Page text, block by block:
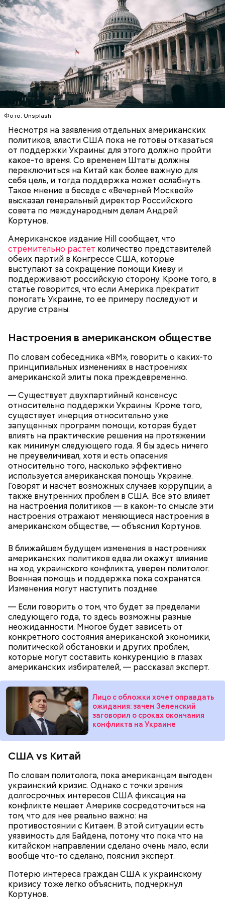
Фото: Unsplash
Несмотря на заявления отдельных американских
политиков, власти США пока не готовы отказаться
от поддержки Украины: для этого должно пройти
какое-то время. Со временем Штаты должны
переключиться на Китай как более важную для
себя цель, и тогда поддержка может ослабнуть.
Такое мнение в беседе с «Вечерней Москвой»
высказал генеральный директор Российского
cовета по международным делам Андрей
Кортунов.
Американское издание Hill сообщает, что
стремительно растет количество представителей
обеих партий в Конгрессе США, которые
выступают за сокращение помощи Киеву и
поддерживают российскую сторону. Кроме того, в
статье говорится, что если Америка прекратит
помогать Украине, то ее примеру последуют и
другие страны.
Настроения в американском обществе
По словам собеседника «ВМ», говорить о каких-то
принципиальных изменениях в настроениях
американской элиты пока преждевременно.
— Существует двухпартийный консенсус
относительно поддержки Украины. Кроме того,
существует инерция относительно уже
запущенных программ помощи, которая будет
влиять на практические решения на протяжении
как минимум следующего года. Я бы здесь ничего
не преувеличивал, хотя и есть опасения
относительно того, насколько эффективно
используется американская помощь Украине.
Говорят и насчет возможных случаев коррупции, а
также внутренних проблем в США. Все это влияет
на настроения политиков — в каком-то смысле эти
настроения отражают меняющиеся настроения в
американском обществе, — объяснил Кортунов.
В ближайшем будущем изменения в настроениях
американских политиков едва ли окажут влияние
на ход украинского конфликта, уверен политолог.
Военная помощь и поддержка пока сохранятся.
Изменения могут наступить позднее.
— Если говорить о том, что будет за пределами
следующего года, то здесь возможны разные
неожиданности. Многое будет зависеть от
конкретного состояния американской экономики,
политической обстановки и других проблем,
которые могут составить конкуренцию в глазах
американских избирателей, — рассказал эксперт.
Лицо с обложки хочет оправдать
ожидания: зачем Зеленский
заговорил о сроках окончания
конфликта на Украине
США vs Китай
По словам политолога, пока американцам выгоден
украинский кризис. Однако с точки зрения
долгосрочных интересов США фиксация на
конфликте мешает Америке сосредоточиться на
том, что для нее реально важно: на
противостоянии с Китаем. В этой ситуации есть
уязвимость для Байдена, потому что пока что на
китайском направлении сделано очень мало, если
вообще что-то сделано, пояснил эксперт.
Потерю интереса граждан США к украинскому
кризису тоже легко объяснить, подчеркнул
Кортунов.
— Во время перелета вы больше облучаетесь, чем в
период нахождения не территории в течение
одного рабочего дня, — констатировал он.
Экскурсовод отметил, что в заповеднике нет
притягивающих сталкеров, как в украинской
Припяти. А на пожарную вышку, откуда можно
увидеть территорию чернобыльской станции,
подниматься запрещено. Зато есть выселенные
деревни — местный эксклюзив.
— Таких деревень много, их 95 в заповеднике. Это
вообще отдельный объект исследования, —
Бабич полагает, что зону отчуждения и ее
окрестности нужно развивать:
— Ведь люди живут вблизи заповедника.
Например, поселок Комарин, расположенный в
Брагинском районе Гомельской области,
официально нечист — до 10 кюри на квадратный
километр. Но через три километра от окраины
располагается чистая зона с крестьянскими
огородами. Там даже племенная ферма имени
Кирова стоит, где более полутора тысяч быков.
фермеров, которые кормят скотину травой,
растущей прямо перед заповедником. При этом
экскурсовод отметил, что абсолютно чистых зон на
территории Брагинского района, третья часть
которого входит в заповедник, нет.
разговоре с корреспондентом «Вечерней Москвы»
высказал председатель Всероссийского общества
охраны природы Элмурод Расулмухамедов.
Эксперт предположил, что любая информация,
напоминающая о проблемах экологии и ядерной
угрозы, — основание лишний раз задуматься о том,
что физический мир не вечен и только в наших
силах сделать все, чтобы продлить жизнь себе и
окружающей нас природе:
— Почему-то все говорят о заговорах, забывая о
том, что проект этот более 70 лет назад был создан
лишь из гуманных побуждений. 1947 год — период,
страшных кровопролитных противостояний. И в
качестве напоминания о том, что ядерные
столкновения могут закончиться полным
уничтожением всего живого, были запущены эти
часы. И что бы сейчас ни говорили, они очень четко
и своевременно «реагировали» на актуальные
есть коммерческие амбиции — это их право.
своим будущим и будущим человечества.
Также специалист отметил, что часы Судного дня
помогают больше людей привлечь к проблемам
глобального потепления, климатических изменений
и природных последствий войн.